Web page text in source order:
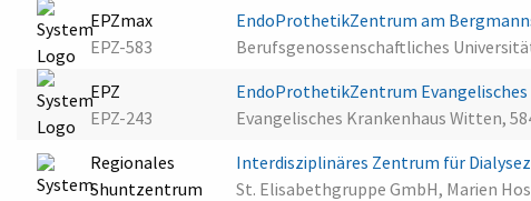
EPZmax
EPZ-583
EndoProthetikZentrum am
Berufsgenossenschaftliches
EPZ
EPZ-243
EndoProthetikZentrum
Evangelisches Krankenhaus Witten,
Regionales
Shuntzentrum
Interdisziplinäres Zentrum für
St. Elisabethgruppe GmbH, Marien